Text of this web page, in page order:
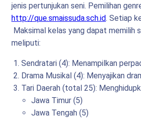
jenis pertunjukan seni. Pemilihan
http://que.smaissuda.sch.id. Setiap
Maksimal kelas yang dapat memilih
meliputi:
Sendratari (4): Menampilkan
Drama Musikal (4): Menyajikan
Tari Daerah (total 25):
Jawa Timur (5)
Jawa Tengah (5)